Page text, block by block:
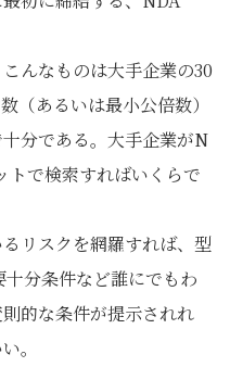
んなものは大手企業の30
（あるいは最小公倍数）
分である。大手企業がN
トで検索すればいくらで
リスクを網羅すれば、型
分条件など誰にでもわ
的な条件が提示されれ
。